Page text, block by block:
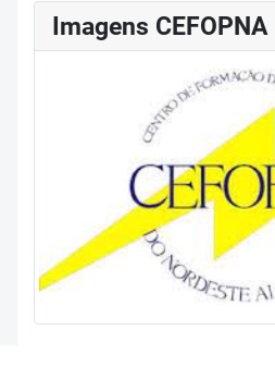
Imagens CEFOPNA